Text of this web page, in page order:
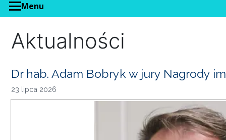
Menu
Aktualności
Dr hab. Adam Bobryk w jury Nagrody
23 lipca 2026